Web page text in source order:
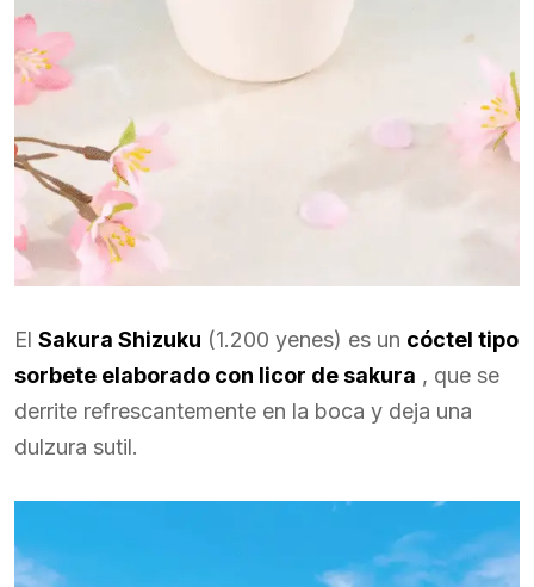
El Sakura Shizuku (1.200 yenes) es un cóctel tipo
sorbete elaborado con licor de sakura , que se
derrite refrescantemente en la boca y deja una
dulzura sutil.